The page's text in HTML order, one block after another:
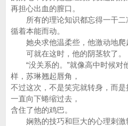
再担心出血的膣口。
所有的理论知识都忘得一干二
循着本能而动。
她央求他温柔些，他激动地爬
可就在这时，他的阴茎软了。
“没关系的。”就像高中时候对
样，苏琳翘起唇角，
不过这次，不是笑完就转身，而是
一直向下蜷缩过去，
含住了他的鸡巴。
娴熟的技巧和巨大的心理刺激